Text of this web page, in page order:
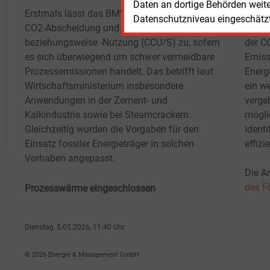
Daten an dortige Behörden
Datenschutzniveau
Erstmals lässt das BMWE auch Projekte mit
CO2-Abscheidung und -Speicherung
beziehungsweise -Nutzung (CCU/S) zu, sofern
es sich überwiegend um schwer vermeidbare
Prozessemissionen handelt. Das betrifft laut
Wirtschaftsministerium insbesondere
Anwendungen in der Zement- und
Kalkindustrie sowie bei Steamcrackern.
Gleichzeitig wurden die Vorgaben für den
Einsatz fossiler Energieträger in solchen
Vorhaben angepasst.
Prozesswärme eingeschlossen
der
ein
Die
des
Dienstag, 5.05.2026, 11:40 Uhr
© 2026 Energie & Management GmbH